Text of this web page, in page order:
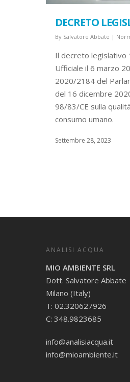
DECRETO
By Salvatore Abbate |
Il decreto legislativo
Ufficiale il 6 marzo
2020/2184 del
del 16 dicembre
98/83/CE sulla
consumo umano.
Settembre 28, 2023
ANALISI ACQUA
MIO AMBIENTE SRL
Dott. Salvatore Abbate
Milano (Italy)
T: 02.320627926
C: 348.9823685
info@analisiacqua.it
info@mioambiente.it